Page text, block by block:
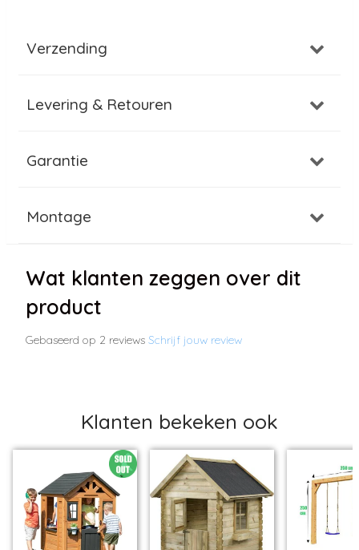
Verzending
Levering & Retouren
Garantie
Montage
Wat klanten zeggen over dit
product
Gebaseerd op 2 reviews Schrijf jouw review
Klanten bekeken ook